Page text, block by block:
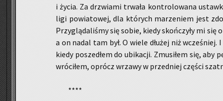
i życia. Za drzwia­mi trwa­ła kon­tro­lo­wa­na
ligi po­wia­to­wej, dla któ­rych ma­rze­niem jest
Przy­glą­da­li­śmy się sobie, kiedy skoń­czy­ły mi się
a on nadal tam był. O wiele dłu­żej niż
kiedy po­sze­dłem do ubi­ka­cji. Zmu­si­łem się, aby
wró­ci­łem, oprócz wrza­wy w przed­niej czę­ści
****